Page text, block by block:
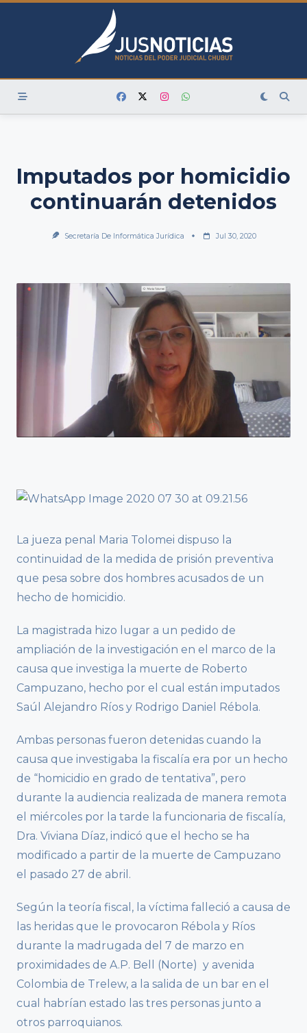
Skip
Imputados por homicidio
continuarán detenidos
Secretaría De Informática Jurídica Jul 30, 2020
La jueza penal Maria Tolomei dispuso la
continuidad de la medida de prisión preventiva
que pesa sobre dos hombres acusados de un
hecho de homicidio.
La magistrada hizo lugar a un pedido de
ampliación de la investigación en el marco de la
causa que investiga la muerte de Roberto
Campuzano, hecho por el cual están imputados
Saúl Alejandro Ríos y Rodrigo Daniel Rébola.
Ambas personas fueron detenidas cuando la
causa que investigaba la fiscalía era por un hecho
de “homicidio en grado de tentativa”, pero
durante la audiencia realizada de manera remota
el miércoles por la tarde la funcionaria de fiscalía,
Dra. Viviana Díaz, indicó que el hecho se ha
modificado a partir de la muerte de Campuzano
el pasado 27 de abril.
Según la teoría fiscal, la víctima falleció a causa de
las heridas que le provocaron Rébola y Ríos
durante la madrugada del 7 de marzo en
proximidades de A.P. Bell (Norte) y avenida
Colombia de Trelew, a la salida de un bar en el
cual habrían estado las tres personas junto a
otros parroquianos.